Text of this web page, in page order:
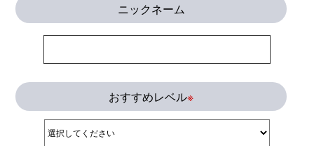
ニックネーム
おすすめレベル※